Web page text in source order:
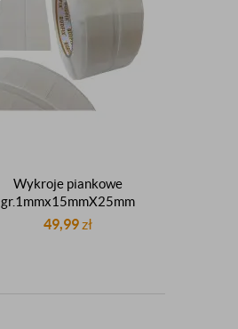
Wykroje piankowe
gr.1mmx15mmX25mm
prostokąty kwadraty
49,99zł